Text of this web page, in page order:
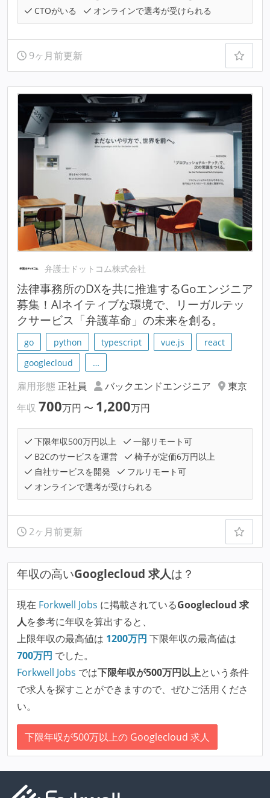
CTOがいる
オンラインで選考が受けられる
9ヶ月前更新
弁護士ドットコム株式会社
法律事務所のDXを共に推進するGoエンジニア
募集！AIネイティブな環境で、リーガルテッ
クサービス「弁護革命」の未来を創る。
go python typescript vue.js
react
googlecloud
…
雇用形態 正社員 バックエンドエンジニア
東京
年収 700万円 〜 1,200万円
下限年収500万円以上
一部リモート可
B2Cのサービスを運営
椅子が定価6万円以上
自社サービスを開発
フルリモート可
オンラインで選考が受けられる
2ヶ月前更新
年収の高いGooglecloud 求人は？
現在 Forkwell Jobs に掲載されているGooglecloud 求
人を参考に年収を算出すると、
上限年収の最高値は 1200万円 下限年収の最高値は
700万円 でした。
Forkwell Jobs では下限年収が500万円以上という条件
で求人を探すことができますので、ぜひご活用くださ
い。
下限年収が500万以上の Googlecloud 求人